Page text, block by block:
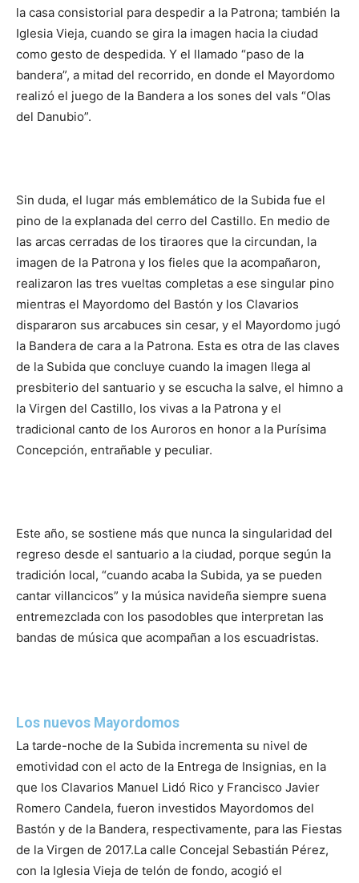
la casa consistorial para despedir a la Patrona; también la
Iglesia Vieja, cuando se gira la imagen hacia la ciudad
como gesto de despedida. Y el llamado “paso de la
bandera”, a mitad del recorrido, en donde el Mayordomo
realizó el juego de la Bandera a los sones del vals “Olas
del Danubio”.
Sin duda, el lugar más emblemático de la Subida fue el
pino de la explanada del cerro del Castillo. En medio de
las arcas cerradas de los tiraores que la circundan, la
imagen de la Patrona y los fieles que la acompañaron,
realizaron las tres vueltas completas a ese singular pino
mientras el Mayordomo del Bastón y los Clavarios
dispararon sus arcabuces sin cesar, y el Mayordomo jugó
la Bandera de cara a la Patrona. Esta es otra de las claves
de la Subida que concluye cuando la imagen llega al
presbiterio del santuario y se escucha la salve, el himno a
la Virgen del Castillo, los vivas a la Patrona y el
tradicional canto de los Auroros en honor a la Purísima
Concepción, entrañable y peculiar.
Este año, se sostiene más que nunca la singularidad del
regreso desde el santuario a la ciudad, porque según la
tradición local, “cuando acaba la Subida, ya se pueden
cantar villancicos” y la música navideña siempre suena
entremezclada con los pasodobles que interpretan las
bandas de música que acompañan a los escuadristas.
Los nuevos Mayordomos
La tarde-noche de la Subida incrementa su nivel de
emotividad con el acto de la Entrega de Insignias, en la
que los Clavarios Manuel Lidó Rico y Francisco Javier
Romero Candela, fueron investidos Mayordomos del
Bastón y de la Bandera, respectivamente, para las Fiestas
de la Virgen de 2017.La calle Concejal Sebastián Pérez,
con la Iglesia Vieja de telón de fondo, acogió el